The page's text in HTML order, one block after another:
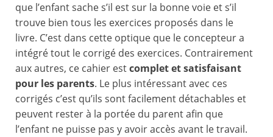
que l’enfant sache s’il est sur la bonne voie et s’il
trouve bien tous les exercices proposés dans le
livre. C’est dans cette optique que le concepteur a
intégré tout le corrigé des exercices. Contrairement
aux autres, ce cahier estcomplet et satisfaisant
pour les parents. Le plus intéressant avec ces
corrigés c’est qu’ils sont facilement détachables et
peuvent rester à la portée du parent afin que
l’enfant ne puisse pas y avoir accès avant le travail.